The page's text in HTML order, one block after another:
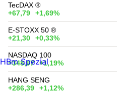
TecDAX ®
+67,79
+1,69%
E-STOXX 50 ®
+21,30
+0,33%
NASDAQ 100
+348,97
+1,19%
HANG SENG
+286,39
+1,12%
HBm Spezial